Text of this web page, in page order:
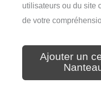
utilisateurs ou du site
de votre
Ajouter un